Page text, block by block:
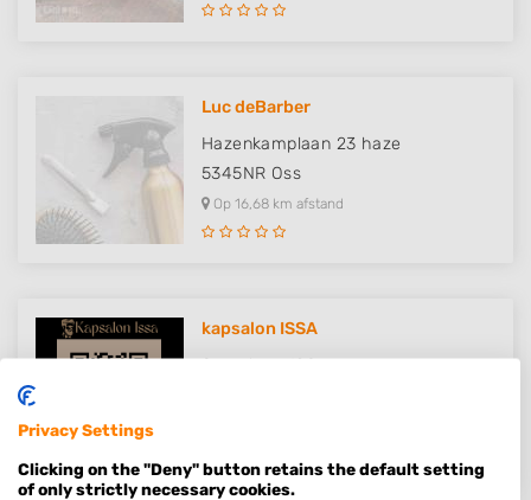
Luc deBarber
Hazenkamplaan 23 haze
5345NR Oss
Op 16,68 km afstand
kapsalon ISSA
Spoorlaan 128
Privacy Settings
Clicking on the "Deny" button retains the default setting
of only strictly necessary cookies.